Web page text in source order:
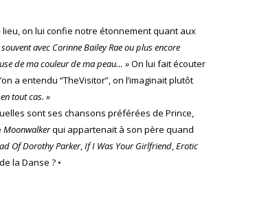
on lui confie notre étonnement quant aux
avec Corinne Bailey Rae ou plus encore
de ma couleur de ma peau… »On lui fait écouter
a entendu “TheVisitor”, on l’imaginait plutôt
tout cas. »
sont ses chansons préférées de Prince,
Moonwalkerqui appartenait à son père quand
Of Dorothy Parker,If I Was Your Girlfriend,Erotic
la Danse ? •